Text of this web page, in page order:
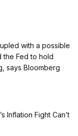
with a possible
the Fed to hold
says Bloomberg
Inflation Fight Can’t